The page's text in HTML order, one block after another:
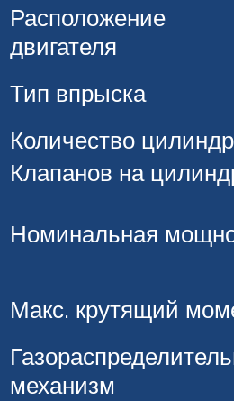
Расположение
двигателя
Тип впрыска
Количество
Клапанов на
Номинальная
Макс. крутящий
механизм